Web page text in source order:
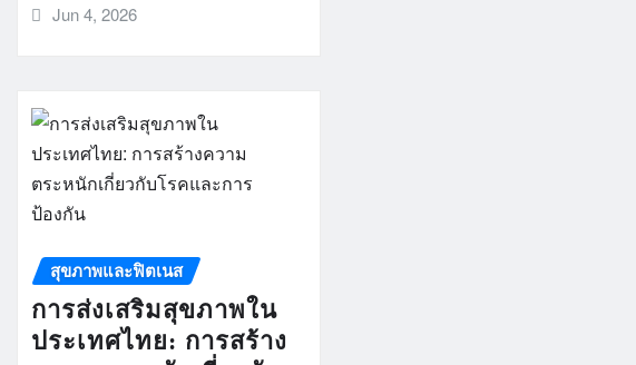
Jun 4, 2026
สุขภาพและฟิตเนส
การส่งเสริมสุขภาพใน
ประเทศไทย: การสร้าง